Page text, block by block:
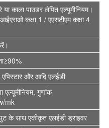
काला पाउडर लेपित एल्यूमीनियम।
कक्षा 1 / एएसटीएम कक्षा 4
और आदि एलईडी
एल्यूमीनियम, गुणांक
mk
के साथ एकीकृत एलईडी ड्राइवर